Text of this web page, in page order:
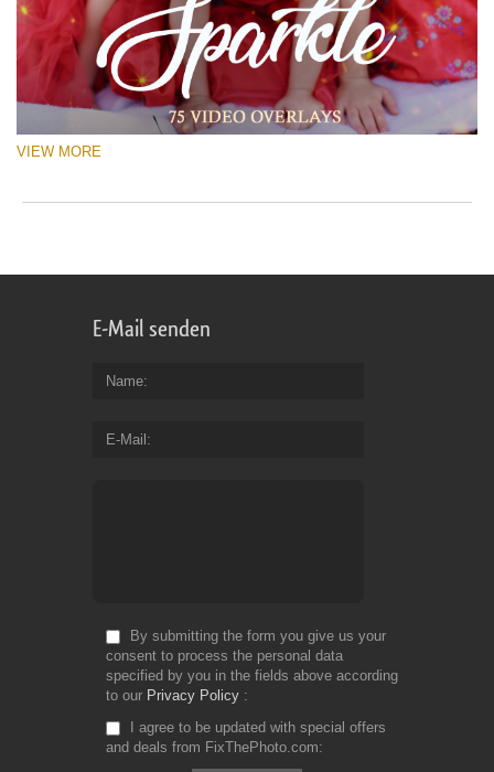
VIEW MORE
E-Mail senden
Name
E-Mail
By submitting the form you give us your
consent to process the personal data
specified by you in the fields above according
to our Privacy Policy
I agree to be updated with special offers
and deals from FixThePhoto.com